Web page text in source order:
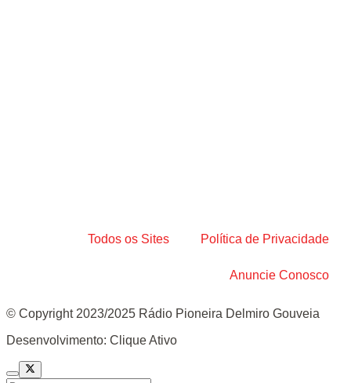
Todos os Sites Política de Privacidade
Anuncie Conosco
© Copyright 2023/2025 Rádio Pioneira Delmiro Gouveia
Desenvolvimento: Clique Ativo